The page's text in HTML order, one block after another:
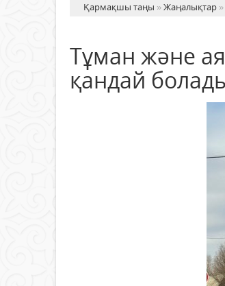
Қармақшы таңы »Жаңалықтар
Тұман және
қандай